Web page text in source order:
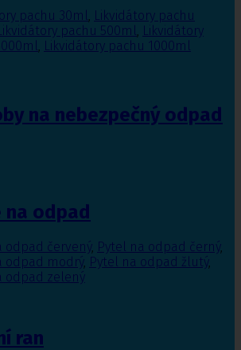
pachu 30ml, Likvidátory pachu
pachu 500ml, Likvidátory
, Likvidátory pachu 1000ml
na nebezpečný odpad
odpad
odpad červený, Pytel na odpad černý,
odpad modrý, Pytel na odpad žlutý,
odpad zelený
ran